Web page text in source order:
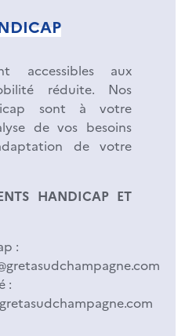
accessibles aux
réduite. Nos
sont à votre
de vos besoins
de votre
HANDICAP ET
:
: